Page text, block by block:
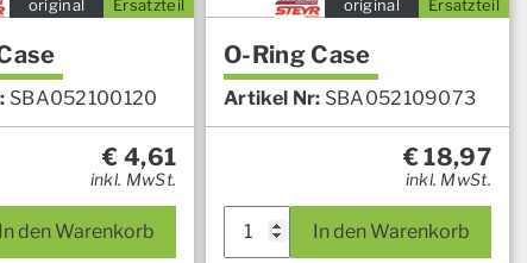
Ersatzteil
original
SBA052100120
€ 4,61
inkl. MwSt.
In den Warenkorb
Ersatzteil
original
O-Ring Case
Artikel Nr: SBA052109073
€18,97
inkl. MwSt.
In den Warenkorb